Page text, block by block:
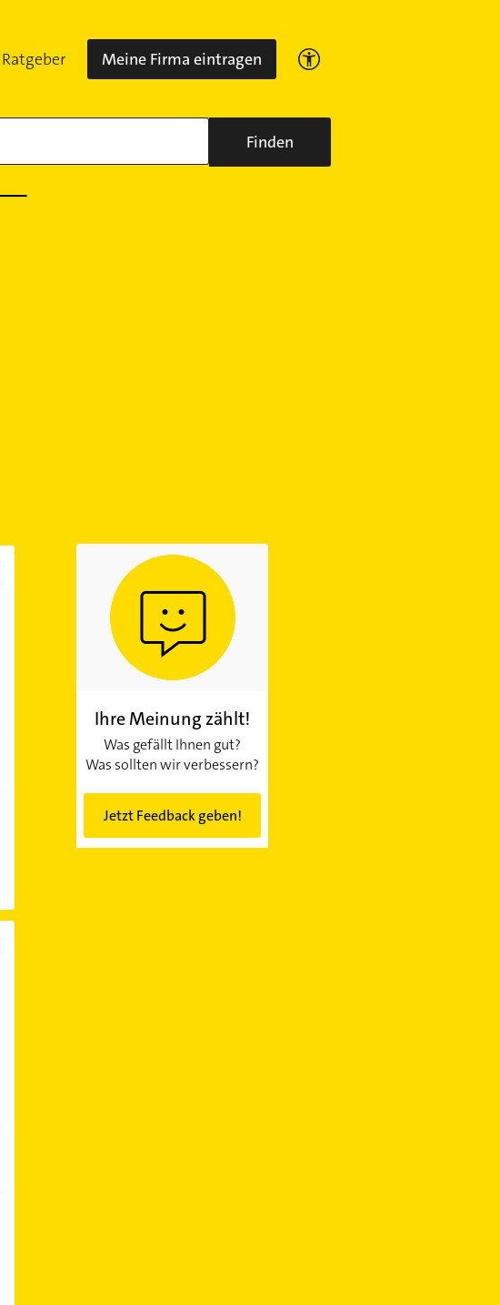
Ratgeber Meine Firma eintragen
Finden
Ihre Meinung zählt!
Was gefällt Ihnen gut?
Was sollten wir verbessern?
Jetzt Feedback geben!